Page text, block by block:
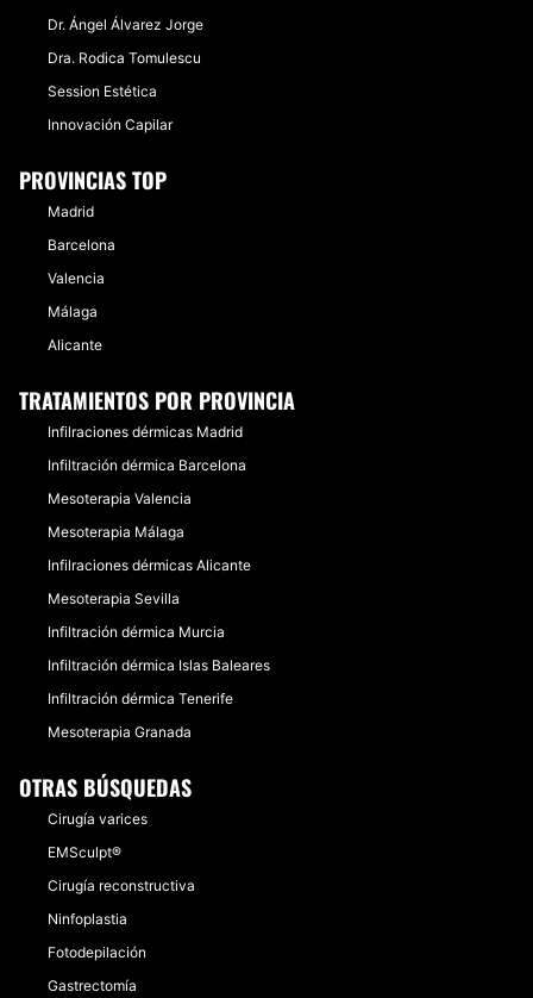
Dr. Ángel Álvarez Jorge
Dra. Rodica Tomulescu
Session Estética
Innovación Capilar
PROVINCIAS TOP
Madrid
Barcelona
Valencia
Málaga
Alicante
TRATAMIENTOS POR PROVINCIA
Infilraciones dérmicas Madrid
Infiltración dérmica Barcelona
Mesoterapia Valencia
Mesoterapia Málaga
Infilraciones dérmicas Alicante
Mesoterapia Sevilla
Infiltración dérmica Murcia
Infiltración dérmica Islas Baleares
Infiltración dérmica Tenerife
Mesoterapia Granada
OTRAS BÚSQUEDAS
Cirugía varices
EMSculpt®
Cirugía reconstructiva
Ninfoplastia
Fotodepilación
Gastrectomía